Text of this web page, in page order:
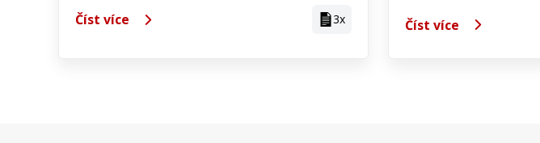
Číst více 3x Číst více